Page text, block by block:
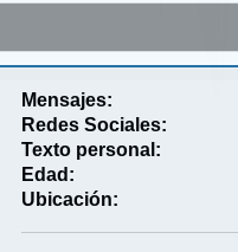
Mensajes:
Redes Sociales:
Texto personal:
Edad:
Ubicación: